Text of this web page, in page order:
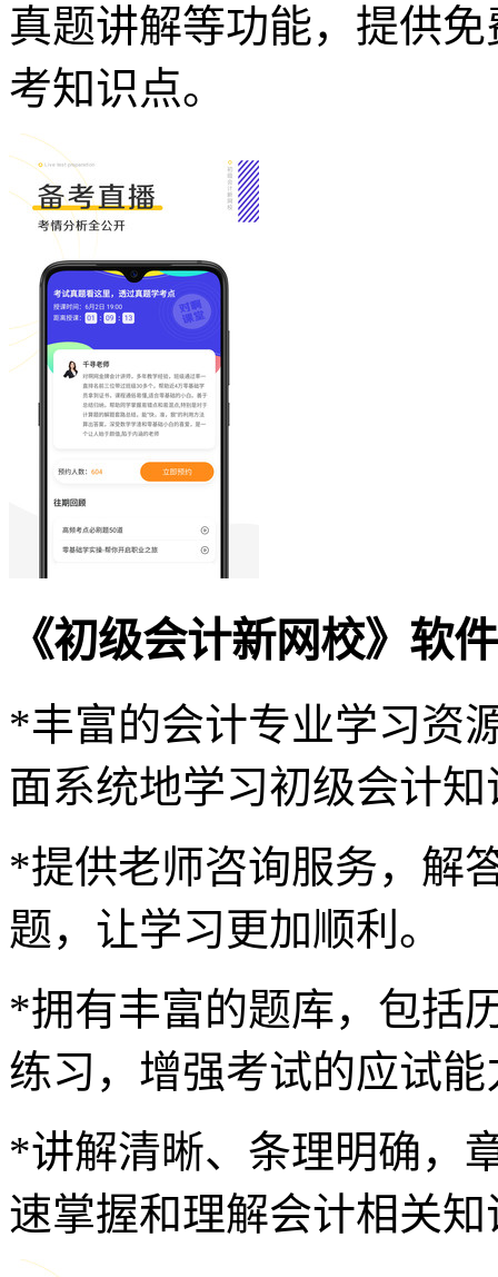
真题讲解等功能，提供
考知识点。
《初级会计新网校》软
*丰富的会计专业学习资
面系统地学习初级会计知
*提供老师咨询服务，解
题，让学习更加顺利。
*拥有丰富的题库，包括
练习，增强考试的应试能
*讲解清晰、条理明确，
速掌握和理解会计相关知